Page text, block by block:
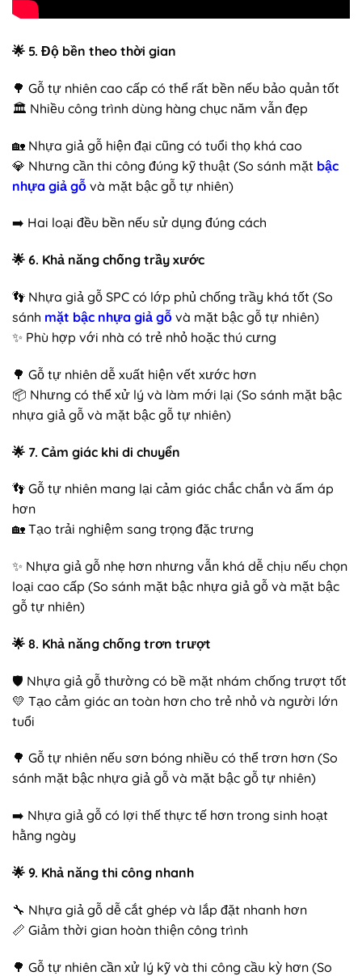
🌟 5. Độ bền theo thời gian
🌳 Gỗ tự nhiên cao cấp có thể rất bền nếu bảo quản tốt
🏛️ Nhiều công trình dùng hàng chục năm vẫn đẹp
🏡 Nhựa giả gỗ hiện đại cũng có tuổi thọ khá cao
💎 Nhưng cần thi công đúng kỹ thuật (So sánh mặt bậc
nhựa giả gỗ và mặt bậc gỗ tự nhiên)
➡️ Hai loại đều bền nếu sử dụng đúng cách
🌟 6. Khả năng chống trầy xước
👣 Nhựa giả gỗ SPC có lớp phủ chống trầy khá tốt (So
sánh mặt bậc nhựa giả gỗ và mặt bậc gỗ tự nhiên)
✨ Phù hợp với nhà có trẻ nhỏ hoặc thú cưng
🌳 Gỗ tự nhiên dễ xuất hiện vết xước hơn
📦 Nhưng có thể xử lý và làm mới lại (So sánh mặt bậc
nhựa giả gỗ và mặt bậc gỗ tự nhiên)
🌟 7. Cảm giác khi di chuyển
👣 Gỗ tự nhiên mang lại cảm giác chắc chắn và ấm áp
hơn
🏡 Tạo trải nghiệm sang trọng đặc trưng
✨ Nhựa giả gỗ nhẹ hơn nhưng vẫn khá dễ chịu nếu chọn
loại cao cấp (So sánh mặt bậc nhựa giả gỗ và mặt bậc
gỗ tự nhiên)
🌟 8. Khả năng chống trơn trượt
🛡️ Nhựa giả gỗ thường có bề mặt nhám chống trượt tốt
💛 Tạo cảm giác an toàn hơn cho trẻ nhỏ và người lớn
tuổi
🌳 Gỗ tự nhiên nếu sơn bóng nhiều có thể trơn hơn (So
sánh mặt bậc nhựa giả gỗ và mặt bậc gỗ tự nhiên)
➡️ Nhựa giả gỗ có lợi thế thực tế hơn trong sinh hoạt
hằng ngày
🌟 9. Khả năng thi công nhanh
🔧 Nhựa giả gỗ dễ cắt ghép và lắp đặt nhanh hơn
📏 Giảm thời gian hoàn thiện công trình
🌳 Gỗ tự nhiên cần xử lý kỹ và thi công cầu kỳ hơn (So